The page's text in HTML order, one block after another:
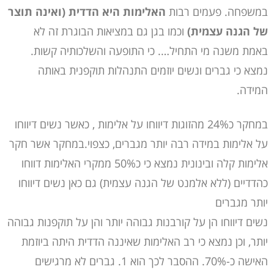
במשפחה. פעמים רבות האלימות היא הדדית (ואינה תוצר
של הגנה עצמית) וכמו בגן גם במציאות הבוגרת זה לא
באמת משנה מי התחיל…. כי התופעה והשלכותיה קשות.
נמצא כי גברים ונשים יוזמים התנהלות תוקפנית באותה
המידה.
במחקר כ24% מהזוגות דיווחו על אלימות , כאשר נשים דיווחו
על אלימות במידה רבה יותר מגברים, כצפוי.במחקר אשר חקר
אלימות קלה ובינונית נמצא כי כ50% ממקרי האלימות דווחו
כהדדיים (ללא אלמנט של הגנה עצמית) גם כאן נשים דיווחו
יותר מגברים
נשים דיווחו הן על קורבנות גבוהה יותר והן על תוקפנות גבוהה
יותר, וכן נמצא כי רב האלימות שאיננה הדדית היתה ביוזמת
האישה כ-70%. ההסבר לכך הוא 1. גברים לא מרגישים